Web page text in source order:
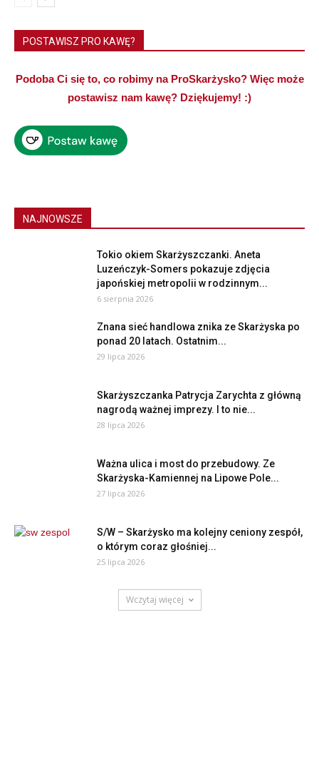
POSTAWISZ PRO KAWĘ?
Podoba Ci się to, co robimy na ProSkarżysko? Więc może
postawisz nam kawę? Dziękujemy! :)
NAJNOWSZE
Tokio okiem Skarżyszczanki. Aneta
Luzeńczyk-Somers pokazuje zdjęcia
japońskiej metropolii w rodzinnym...
6 sierpnia 2026
Znana sieć handlowa znika ze Skarżyska po
ponad 20 latach. Ostatnim...
29 lipca 2026
Skarżyszczanka Patrycja Zarychta z główną
nagrodą ważnej imprezy. I to nie...
28 lipca 2026
Ważna ulica i most do przebudowy. Ze
Skarżyska-Kamiennej na Lipowe Pole...
27 lipca 2026
S/W – Skarżysko ma kolejny ceniony zespół,
o którym coraz głośniej...
25 lipca 2026
Wczytaj więcej